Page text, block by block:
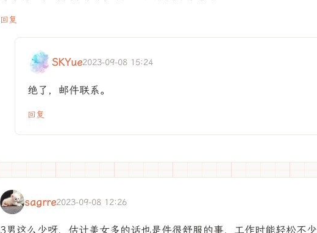
回复
SKYue2023-09-08 15:24
绝了，邮件联系。
回复
sagrre2023-09-08 12:26
3男这么少呀，估计美女多的话也是件很舒服的事，工作时能轻松不少